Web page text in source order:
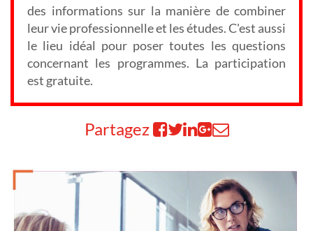
des informations sur la manière de combiner
leur vie professionnelle et les études. C'est aussi
le lieu idéal pour poser toutes les questions
concernant les programmes. La participation
est gratuite.
Partagez